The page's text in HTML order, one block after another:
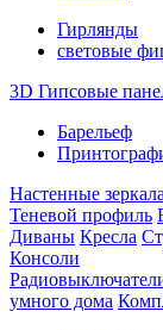
Гирлянды
световые
3D Гипсовые
Барельеф
Настенные зеркала
Теневой профиль
Диваны Кресла
Консоли
умного дома